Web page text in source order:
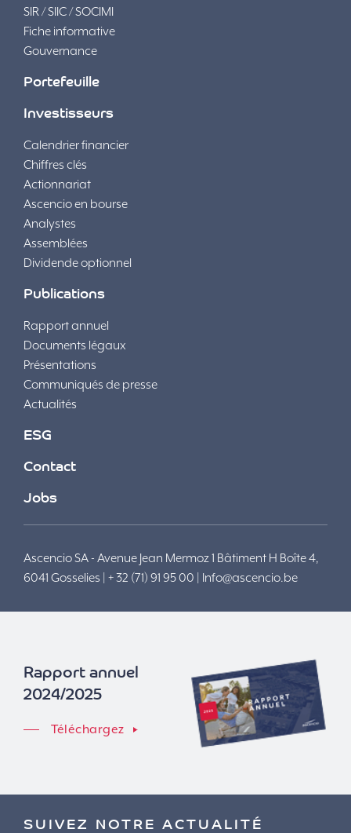
SIR / SIIC / SOCIMI
Fiche informative
Gouvernance
Portefeuille
Investisseurs
Calendrier financier
Chiffres clés
Actionnariat
Ascencio en bourse
Analystes
Assemblées
Dividende optionnel
Publications
Rapport annuel
Documents légaux
Présentations
Communiqués de presse
Actualités
ESG
Contact
Jobs
Ascencio SA - Avenue Jean Mermoz 1 Bâtiment H Boîte 4,
6041 Gosselies | + 32 (71) 91 95 00 | Info@ascencio.be
Rapport annuel
2024/2025
Téléchargez
SUIVEZ NOTRE ACTUALITÉ